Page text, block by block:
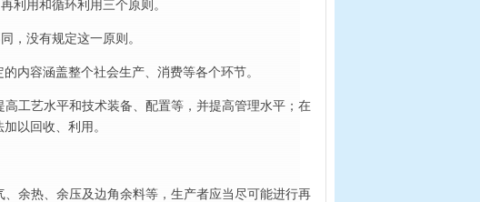
利用和循环利用三个原则。
，没有规定这一原则。
内容涵盖整个社会生产、消费等各个环节。
工艺水平和技术装备、配置等，并提高管理水平；在
以回收、利用。
余热、余压及边角余料等，生产者应当尽可能进行再